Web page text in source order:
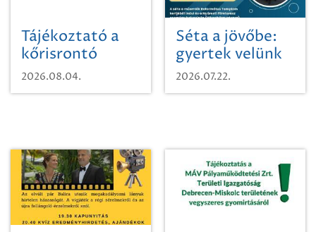
Tájékoztató a
kőrisrontó
karcsúdíszbogárról
2026.08.04.
Séta a jövőbe:
gyertek velünk
egy városi
időutazásra!
2026.07.22.